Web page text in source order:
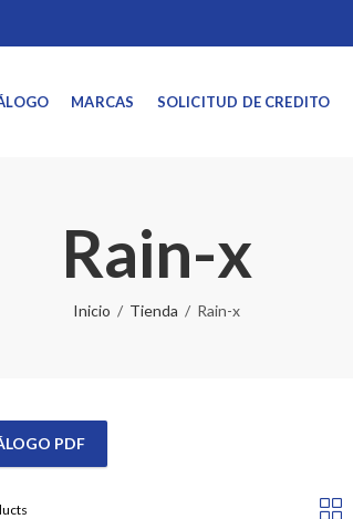
MARCAS SOLICITUD DE CREDITO
Rain-x
Inicio Tienda Rain-x
PDF